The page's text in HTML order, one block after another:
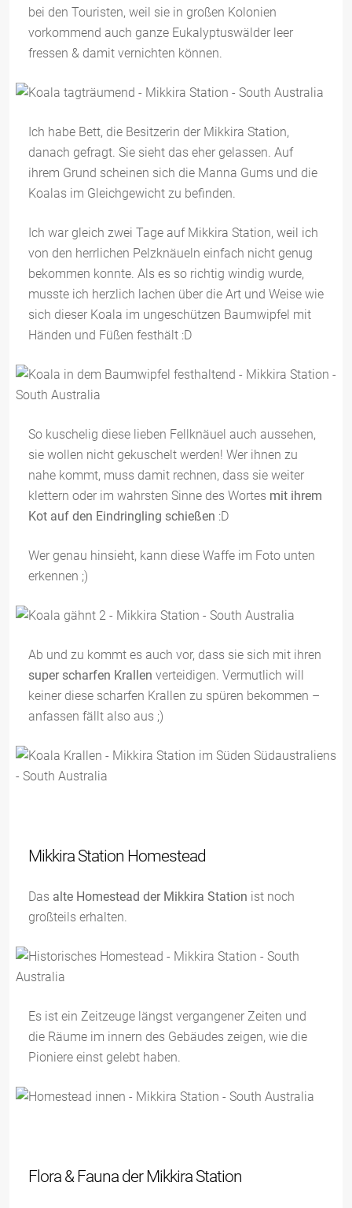
bei den Touristen, weil sie in großen Kolonien
vorkommend auch ganze Eukalyptuswälder leer
fressen & damit vernichten können.
Ich habe Bett, die Besitzerin der Mikkira Station,
danach gefragt. Sie sieht das eher gelassen. Auf
ihrem Grund scheinen sich die Manna Gums und die
Koalas im Gleichgewicht zu befinden.
Ich war gleich zwei Tage auf Mikkira Station, weil ich
von den herrlichen Pelzknäueln einfach nicht genug
bekommen konnte. Als es so richtig windig wurde,
musste ich herzlich lachen über die Art und Weise wie
sich dieser Koala im ungeschützen Baumwipfel mit
Händen und Füßen festhält :D
So kuschelig diese lieben Fellknäuel auch aussehen,
sie wollen nicht gekuschelt werden! Wer ihnen zu
nahe kommt, muss damit rechnen, dass sie weiter
klettern oder im wahrsten Sinne des Wortes mit ihrem
Kot auf den Eindringling schießen :D
Wer genau hinsieht, kann diese Waffe im Foto unten
erkennen ;)
Ab und zu kommt es auch vor, dass sie sich mit ihren
super scharfen Krallen verteidigen. Vermutlich will
keiner diese scharfen Krallen zu spüren bekommen –
anfassen fällt also aus ;)
Mikkira Station Homestead
Das alte Homestead der Mikkira Station ist noch
großteils erhalten.
Es ist ein Zeitzeuge längst vergangener Zeiten und
die Räume im innern des Gebäudes zeigen, wie die
Pioniere einst gelebt haben.
Flora & Fauna der Mikkira Station